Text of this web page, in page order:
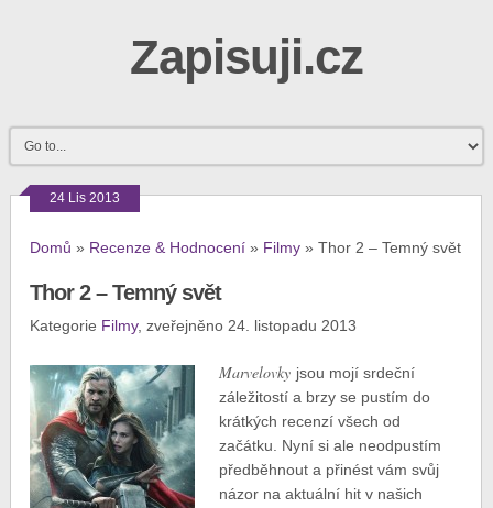
Zapisuji.cz
24 Lis 2013
Domů » Recenze & Hodnocení » Filmy »Thor 2 – Temný svět
Thor 2 – Temný svět
Kategorie Filmy, zveřejněno 24. listopadu 2013
Marvelovky jsou mojí srdeční
záležitostí a brzy se pustím do
krátkých recenzí všech od
začátku. Nyní si ale neodpustím
předběhnout a přinést vám svůj
názor na aktuální hit v našich